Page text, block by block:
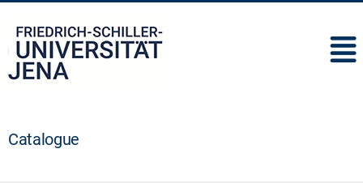
Catalogue